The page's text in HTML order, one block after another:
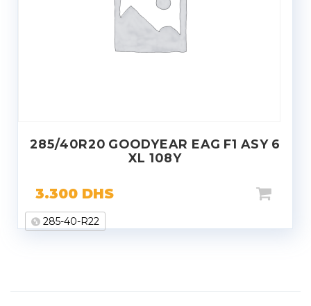
285/40R20 GOODYEAR EAG F1 ASY 6
XL 108Y
3.300 DHS
285-40-R22